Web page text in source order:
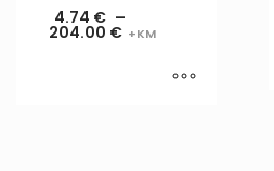
4.74 € –
204.00 €